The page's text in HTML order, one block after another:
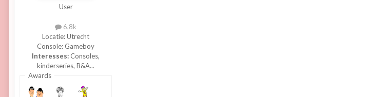
User
6,8k
Locatie:Utrecht
Console: Gameboy
Interesses:Consoles,
kinderseries, B&A...
Awards